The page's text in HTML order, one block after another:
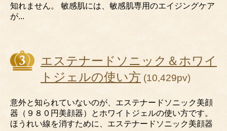
知れません。 敏感肌には、敏感肌専用のエイジングケア
が...
エステナードソニック＆ホワイ
トジェルの使い方 (10,429pv)
意外と知られていないのが、エステナードソニック美顔
器（９８０円美顔器）とホワイトジェルの使い方です。
ほうれい線を消すために、エステナードソニック美顔器